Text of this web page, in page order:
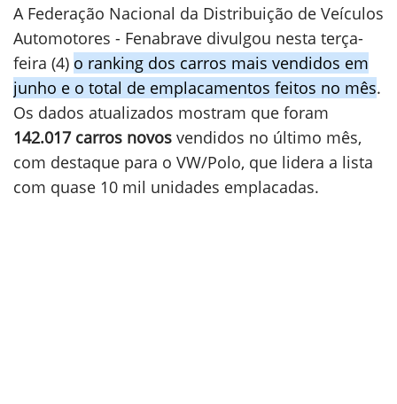
A Federação Nacional da Distribuição de Veículos
Automotores - Fenabrave divulgou nesta terça-
feira (4) o ranking dos carros mais vendidos em
junho e o total de emplacamentos feitos no mês.
Os dados atualizados mostram que foram
142.017 carros novos vendidos no último mês,
com destaque para o VW/Polo, que lidera a lista
com quase 10 mil unidades emplacadas.